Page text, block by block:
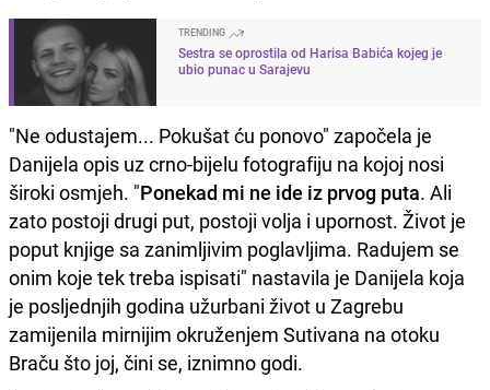
TRENDING
Sestra se oprostila od Harisa Babića kojeg je
ubio punac u Sarajevu
"Ne odustajem... Pokušat ću ponovo" započela je
Danijela opis uz crno-bijelu fotografiju na kojoj nosi
široki osmjeh. "Ponekad mi ne ide iz prvog puta. Ali
zato postoji drugi put, postoji volja i upornost. Život je
poput knjige sa zanimljivim poglavljima. Radujem se
onim koje tek treba ispisati" nastavila je Danijela koja
je posljednjih godina užurbani život u Zagrebu
zamijenila mirnijim okruženjem Sutivana na otoku
Braču što joj, čini se, iznimno godi.